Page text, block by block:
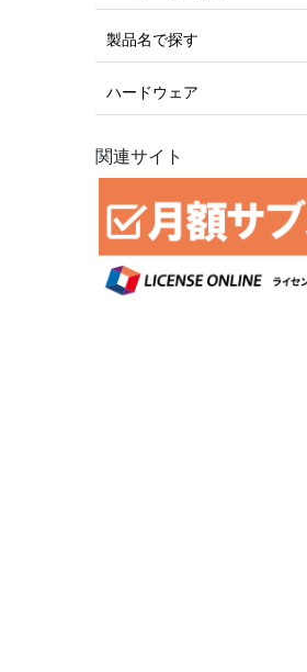
製品名で探す
ハードウェア
関連サイト